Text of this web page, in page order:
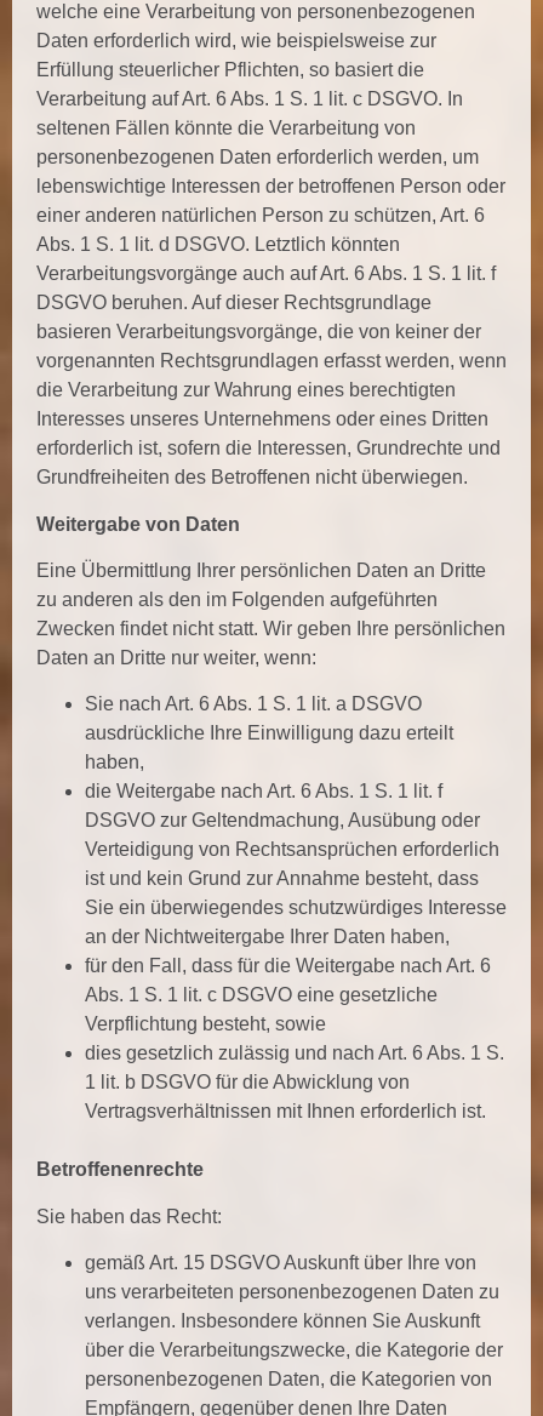
welche eine Verarbeitung von personenbezogenen
Daten erforderlich wird, wie beispielsweise zur
Erfüllung steuerlicher Pflichten, so basiert die
Verarbeitung auf Art. 6 Abs. 1 S. 1 lit. c DSGVO. In
seltenen Fällen könnte die Verarbeitung von
personenbezogenen Daten erforderlich werden, um
lebenswichtige Interessen der betroffenen Person oder
einer anderen natürlichen Person zu schützen, Art. 6
Abs. 1 S. 1 lit. d DSGVO. Letztlich könnten
Verarbeitungsvorgänge auch auf Art. 6 Abs. 1 S. 1 lit. f
DSGVO beruhen. Auf dieser Rechtsgrundlage
basieren Verarbeitungsvorgänge, die von keiner der
vorgenannten Rechtsgrundlagen erfasst werden, wenn
die Verarbeitung zur Wahrung eines berechtigten
Interesses unseres Unternehmens oder eines Dritten
erforderlich ist, sofern die Interessen, Grundrechte und
Grundfreiheiten des Betroffenen nicht überwiegen.
Weitergabe von Daten
Eine Übermittlung Ihrer persönlichen Daten an Dritte
zu anderen als den im Folgenden aufgeführten
Zwecken findet nicht statt. Wir geben Ihre persönlichen
Daten an Dritte nur weiter, wenn:
Sie nach Art. 6 Abs. 1 S. 1 lit. a DSGVO
ausdrückliche Ihre Einwilligung dazu erteilt
haben,
die Weitergabe nach Art. 6 Abs. 1 S. 1 lit. f
DSGVO zur Geltendmachung, Ausübung oder
Verteidigung von Rechtsansprüchen erforderlich
ist und kein Grund zur Annahme besteht, dass
Sie ein überwiegendes schutzwürdiges Interesse
an der Nichtweitergabe Ihrer Daten haben,
für den Fall, dass für die Weitergabe nach Art. 6
Abs. 1 S. 1 lit. c DSGVO eine gesetzliche
Verpflichtung besteht, sowie
dies gesetzlich zulässig und nach Art. 6 Abs. 1 S.
1 lit. b DSGVO für die Abwicklung von
Vertragsverhältnissen mit Ihnen erforderlich ist.
Betroffenenrechte
Sie haben das Recht:
gemäß Art. 15 DSGVO Auskunft über Ihre von
uns verarbeiteten personenbezogenen Daten zu
verlangen. Insbesondere können Sie Auskunft
über die Verarbeitungszwecke, die Kategorie der
personenbezogenen Daten, die Kategorien von
Empfängern, gegenüber denen Ihre Daten